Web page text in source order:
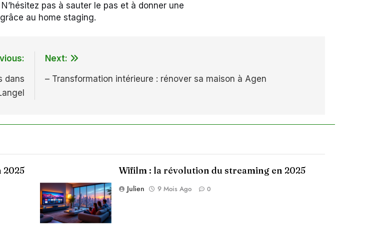
pas à sauter le pas et à donner une
au home staging.
dans
Next:
– Transformation intérieure : rénover sa maison à Agen
2025 Wifilm : la révolution du streaming en 2025
Julien 9 Mois Ago 0